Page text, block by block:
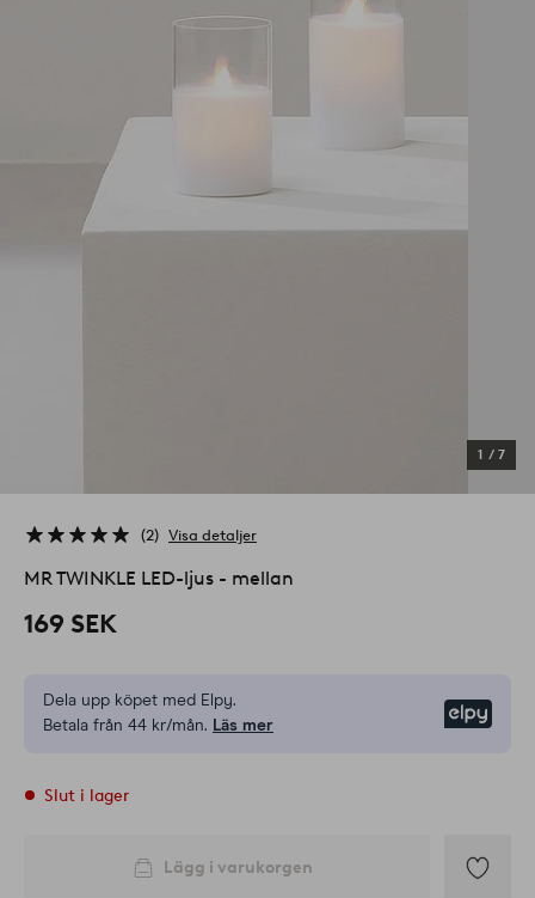
1 / 7
2 Visa detaljer
MR TWINKLE LED-ljus - mellan
169 SEK
Dela upp köpet med Elpy.
Betala från 44 kr/mån. Läs mer
Slut i lager
Lägg i varukorgen